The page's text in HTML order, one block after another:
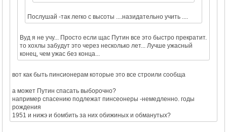
Послушай -так легко с высоты ....назидательно учить ....
Вуд я не учу... Просто если щас Путин все это быстро прекратит.
то хохлы забудут это через несколько лет... Лучше ужасный
конец, чем ужас без конца...
вот как быть пинсионерам которые это все строили сообща
а может Путин спасать выборочно?
например спасению подлежат пинсеонеры -немедленно. годы
рождения
1951 и нижэ и бомбить за них обижиных и обманутых?